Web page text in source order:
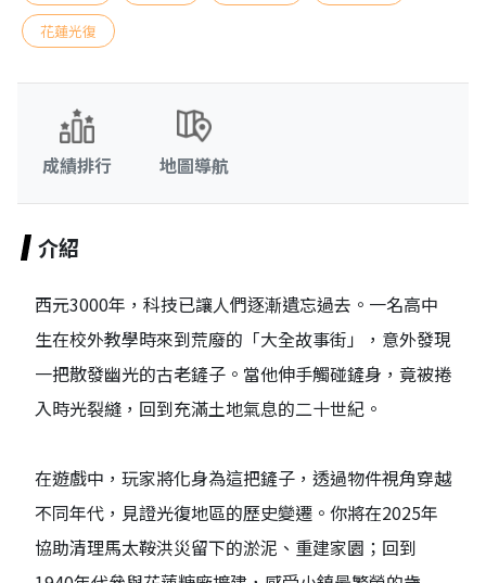
花蓮光復
成績排行 地圖導航
介紹
西元3000年，科技已讓人們逐漸遺忘過去。一名高中
生在校外教學時來到荒廢的「大全故事街」，意外發現
一把散發幽光的古老鏟子。當他伸手觸碰鏟身，竟被捲
入時光裂縫，回到充滿土地氣息的二十世紀。
在遊戲中，玩家將化身為這把鏟子，透過物件視角穿越
不同年代，見證光復地區的歷史變遷。你將在2025年
協助清理馬太鞍洪災留下的淤泥、重建家園；回到